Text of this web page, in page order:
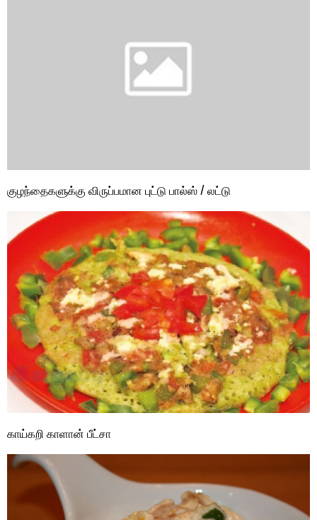
குழந்தைகளுக்கு விருப்பமான புட்டு பால்ஸ் / லட்டு
காய்கறி காளான் பீட்சா